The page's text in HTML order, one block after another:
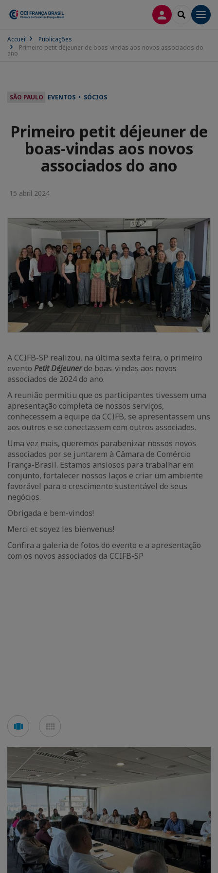
CONEXÃOSEARCH
Accueil
Publicações
Primeiro petit déjeuner de boas-vindas aos novos associados do
ano
SÃO PAULO EVENTOS • SÓCIOS
Primeiro petit déjeuner de
boas-vindas aos novos
associados do ano
15 abril 2024
A CCIFB-SP realizou, na última sexta feira, o primeiro
evento Petit Déjeunerde boas-vindas aos novos
associados de 2024 do ano.
A reunião permitiu que os participantes tivessem uma
apresentação completa de nossos serviços,
conhecessem a equipe da CCIFB, se apresentassem uns
aos outros e se conectassem com outros associados.
Uma vez mais, queremos parabenizar nossos novos
associados por se juntarem à Câmara de Comércio
França-Brasil. Estamos ansiosos para trabalhar em
conjunto, fortalecer nossos laços e criar um ambiente
favorável para o crescimento sustentável de seus
negócios.
Obrigada e bem-vindos!
Merci et soyez les bienvenus!
Confira a galeria de fotos do evento e a apresentação
com os novos associados da CCIFB-SP
See
carouselmosaic